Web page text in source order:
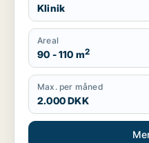
Klinik
Areal
90 - 110 m2
Max. per måned
2.000 DKK